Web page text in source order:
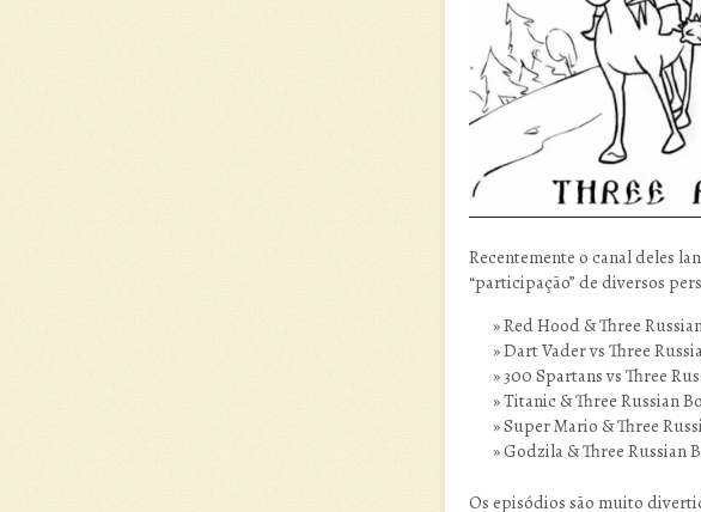
Recentemente o canal deles
“participação” de diversos
Red Hood & Three
Dart Vader vs Three
300 Spartans vs Three
Titanic & Three Russian
Super Mario & Three
Godzila & Three Russian
Os episódios são muito